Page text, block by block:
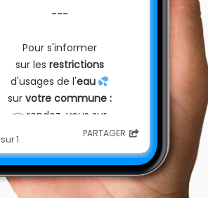
---
Pour s'informer
sur les restrictions
d'usages de l'eau 💦
sur votre commune :
👉️ rendez-vous sur
vigieau.gouv.fr
---
sur 1 PARTAGER